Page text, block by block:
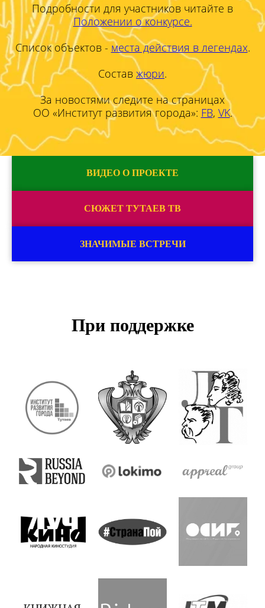
Подробности для участников читайте в
Положении о конкурсе.
Список объектов - места действия в легендах.
Состав жюри.
За новостями следите на страницах
ОО «Институт развития города»: FB, VK.
ВИДЕО О ПРОЕКТЕ
СЮЖЕТ ТУТАЕВ ТВ
ЗНАЧИМЫЕ ВСТРЕЧИ
При поддержке